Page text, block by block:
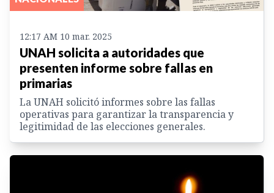
12:17 AM 10 mar. 2025
UNAH solicita a autoridades que
presenten informe sobre fallas en
primarias
La UNAH solicitó informes sobre las fallas
operativas para garantizar la transparencia y
legitimidad de las elecciones generales.